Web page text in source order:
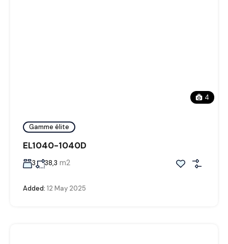
4
Gamme élite
EL1040-1040D
3 38,3 m2
Added: 12 May 2025